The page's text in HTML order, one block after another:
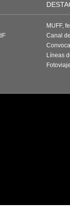
MUFF,
Canal
Líneas